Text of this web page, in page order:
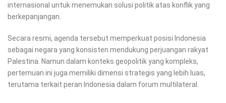
internasional untuk menemukan solusi politik atas konflik yang
berkepanjangan.
Secara resmi, agenda tersebut memperkuat posisi Indonesia
sebagai negara yang konsisten mendukung perjuangan rakyat
Palestina. Namun dalam konteks geopolitik yang kompleks,
pertemuan ini juga memiliki dimensi strategis yang lebih luas,
terutama terkait peran Indonesia dalam forum multilateral.